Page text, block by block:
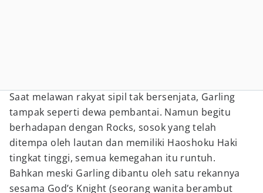
Saat melawan rakyat sipil tak bersenjata, Garling
tampak seperti dewa pembantai. Namun begitu
berhadapan dengan Rocks, sosok yang telah
ditempa oleh lautan dan memiliki Haoshoku Haki
tingkat tinggi, semua kemegahan itu runtuh.
Bahkan meski Garling dibantu oleh satu rekannya
sesama God’s Knight (seorang wanita berambut